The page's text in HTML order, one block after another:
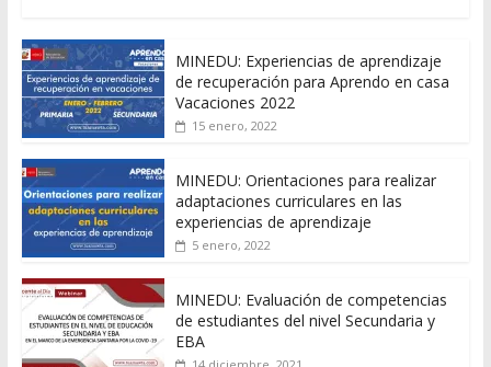
MINEDU: Experiencias de aprendizaje
de recuperación para Aprendo en casa
Vacaciones 2022
15 enero, 2022
MINEDU: Orientaciones para realizar
adaptaciones curriculares en las
experiencias de aprendizaje
5 enero, 2022
MINEDU: Evaluación de competencias
de estudiantes del nivel Secundaria y
EBA